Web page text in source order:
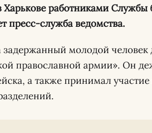
работниками Службы
пресс-служба ведомства.
задержанный молодой человек
православной армии». Он
а также принимал участие